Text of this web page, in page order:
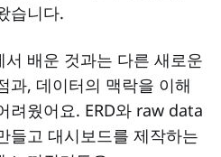
습니다.
배운 것과는 다른 새로운
과, 데이터의 맥락을 이해
려웠어요. ERD와 raw data
들고 대시보드를 제작하는